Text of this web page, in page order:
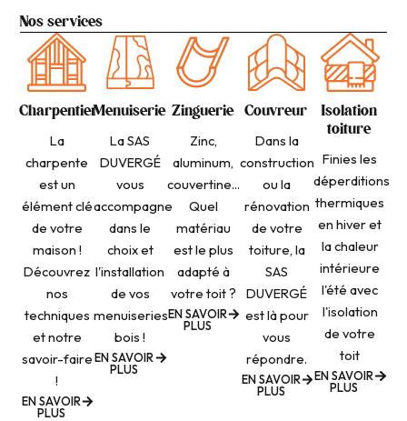
Nos services
Charpentier
La
charpente
est un
élément clé
de votre
maison !
Découvrez
nos
techniques
et notre
savoir-faire
!
EN SAVOIR
PLUS
Menuiserie
La SAS
DUVERGÉ
vous
accompagne
dans le
choix et
l'installation
de vos
menuiseries
bois !
EN SAVOIR
PLUS
Zinguerie
Zinc,
aluminum,
couvertine...
Quel
matériau
est le plus
adapté à
votre toit ?
EN SAVOIR
PLUS
Couvreur
Dans la
construction
ou la
rénovation
de votre
toiture, la
SAS
DUVERGÉ
est là pour
vous
répondre.
EN SAVOIR
PLUS
Isolation
toiture
Finies les
déperditions
thermiques
en hiver et
la chaleur
intérieure
l'été avec
l'isolation
de votre
toit
EN SAVOIR
PLUS